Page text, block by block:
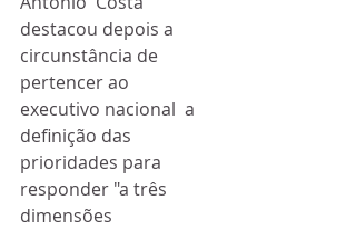
destacou depois a
circunstância de
pertencer ao
executivo nacional  a
definição das
prioridades para
responder "a três
dimensões